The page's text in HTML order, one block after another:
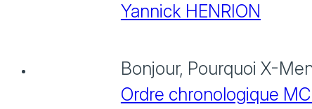
Yannick HENRION
Bonjour, Pourquoi X-
Ordre chronologique